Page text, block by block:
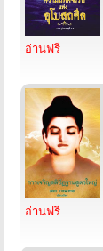
อ่านฟรี
อ่านฟรี